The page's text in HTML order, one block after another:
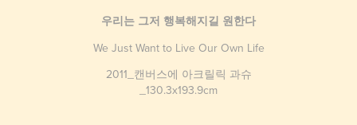
우리는 그저 행복해지길 원한다
We Just Want to Live Our Own Life
2011_캔버스에 아크릴릭 과슈
_130.3x193.9cm